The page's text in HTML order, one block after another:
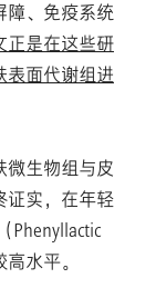
障、免疫系统
正是在这些研
表面代谢组进
微生物组与皮
证实，在年轻
Phenyllactic
水平。